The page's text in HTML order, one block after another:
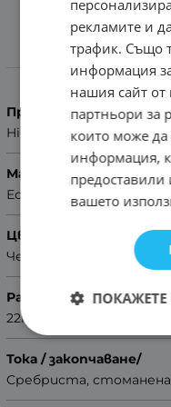
Производител
Hightone
Материал
Естествена кожа
Цвят
Черен
Размер
22mm
Тока / закопчаване/
Сребриста, стоманена
рекламите и
трафик. Също
информация
нашия сайт
партньори за
които може да
информация,
предоставили
вашето